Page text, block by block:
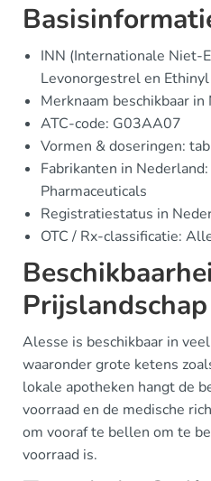
INN (Internationale Niet-
Levonorgestrel en
Merknaam beschikbaar
ATC-code: G03AA07
Vormen & doseringen:
Fabrikanten in
Pharmaceuticals
Registratiestatus in
OTC / Rx-classificatie:
Prijslandschap
Alesse is beschikbaar in
waaronder grote ketens
lokale apotheken hangt de
voorraad en de medische
om vooraf te bellen om te
voorraad is.